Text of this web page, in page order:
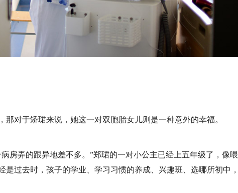
对于矫珺来说，她这一对双胞胎女儿则是一种意外的幸福。
房弄的跟异地差不多。”郑珺的一对小公主已经上五年级了，像喂
过去时，孩子的学业、学习习惯的养成、兴趣班、选哪所初中，